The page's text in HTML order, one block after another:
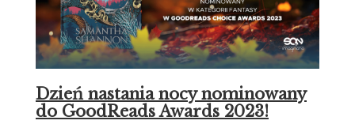
Dzień nastania nocy nominowany
do GoodReads Awards 2023!